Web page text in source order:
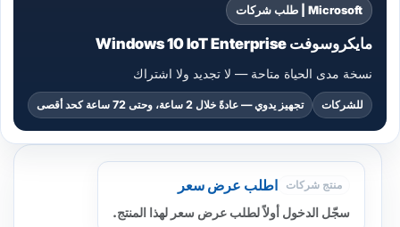
Microsoft | طلب شركات
مايكروسوفت Windows 10 IoT Enterprise
نسخة مدى الحياة متاحة — لا تجديد ولا اشتراك
للشركات تجهيز يدوي — عادةً خلال 2 ساعة، وحتى 72 ساعة كحد أقصى
منتج شركات اطلب عرض سعر
سجّل الدخول أولاً لطلب عرض سعر لهذا المنتج.